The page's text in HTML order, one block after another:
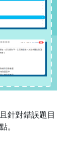
針對錯誤題目
。